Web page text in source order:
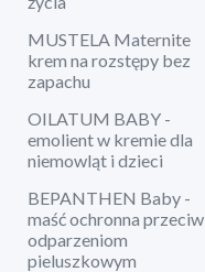
MUSTELA Maternite
krem na rozstępy bez
zapachu
OILATUM BABY -
emolient w kremie dla
niemowląt i dzieci
BEPANTHEN Baby -
maść ochronna przeciw
odparzeniom
pieluszkowym